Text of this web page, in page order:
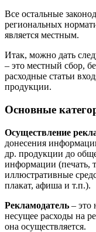
Все остальные
региональных
является местным.
Итак, можно дать
– это местный сбор,
расходные статьи
продукции.
Основные
Осуществление
донесения
др. продукции до
информации (печать,
иллюстративные
плакат, афиша и т.п.).
Рекламодатель – это
несущее расходы на
она осуществляется.